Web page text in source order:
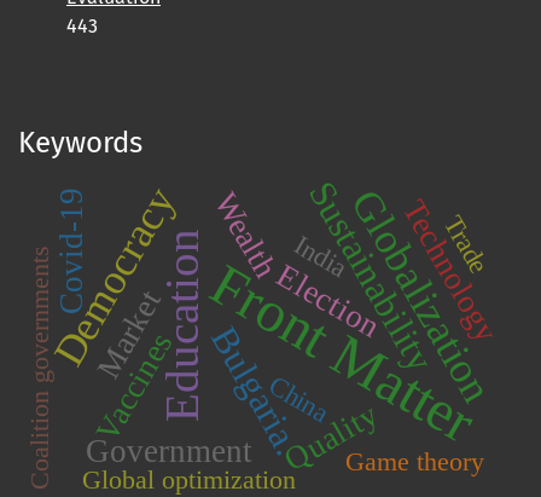
443
Keywords
Front Matter
Education
Democracy Globalization
Sustainability
Bulgaria.
Market
Quality
Vaccines
Covid-19 Election
Government
Wealth Technology
Global optimization
China
India Trade
Coalition governments Game theory